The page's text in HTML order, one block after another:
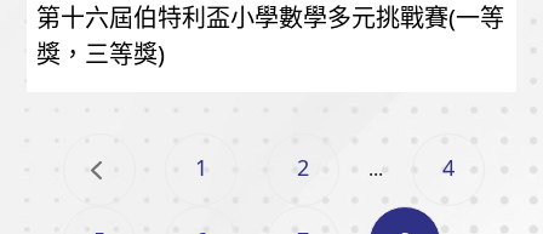
第十六屆伯特利盃小學數學多元挑戰賽(一等
獎，三等獎)
1 2 ... 4